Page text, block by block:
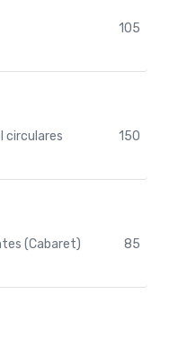
105
circulares 150
(Cabaret) 85